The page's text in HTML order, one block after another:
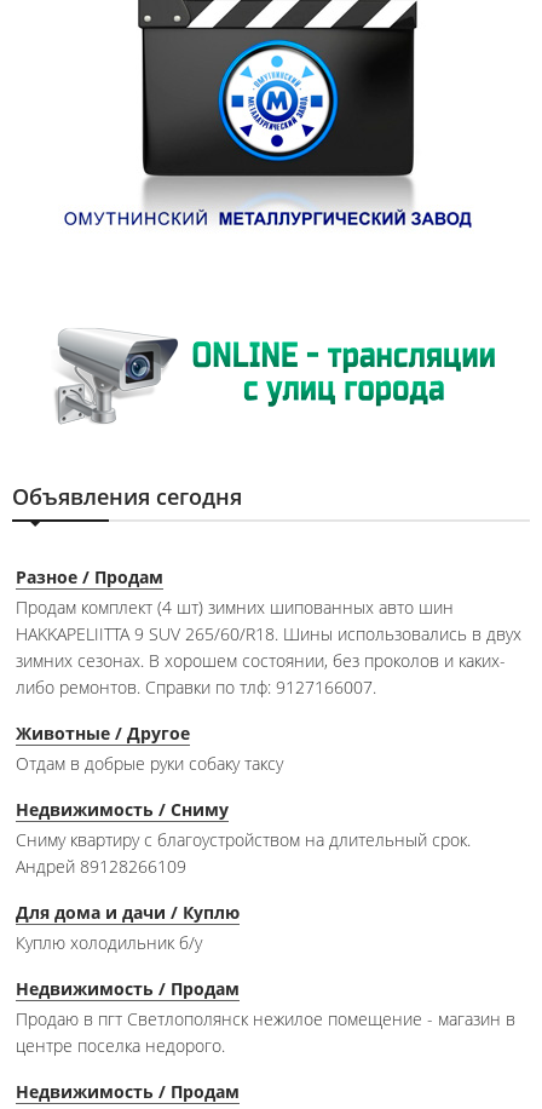
Объявления сегодня
Разное / Продам
Продам комплект (4 шт) зимних шипованных авто шин
HAKKAPELIITTA 9 SUV 265/60/R18. Шины использовались в двух
зимних сезонах. В хорошем состоянии, без проколов и каких-
либо ремонтов. Справки по тлф: 9127166007.
Животные / Другое
Отдам в добрые руки собаку таксу
Недвижимость / Сниму
Сниму квартиру с благоустройством на длительный срок.
Андрей 89128266109
Для дома и дачи / Куплю
Куплю холодильник б/у
Недвижимость / Продам
Продаю в пгт Светлополянск нежилое помещение - магазин в
центре поселка недорого.
Недвижимость / Продам